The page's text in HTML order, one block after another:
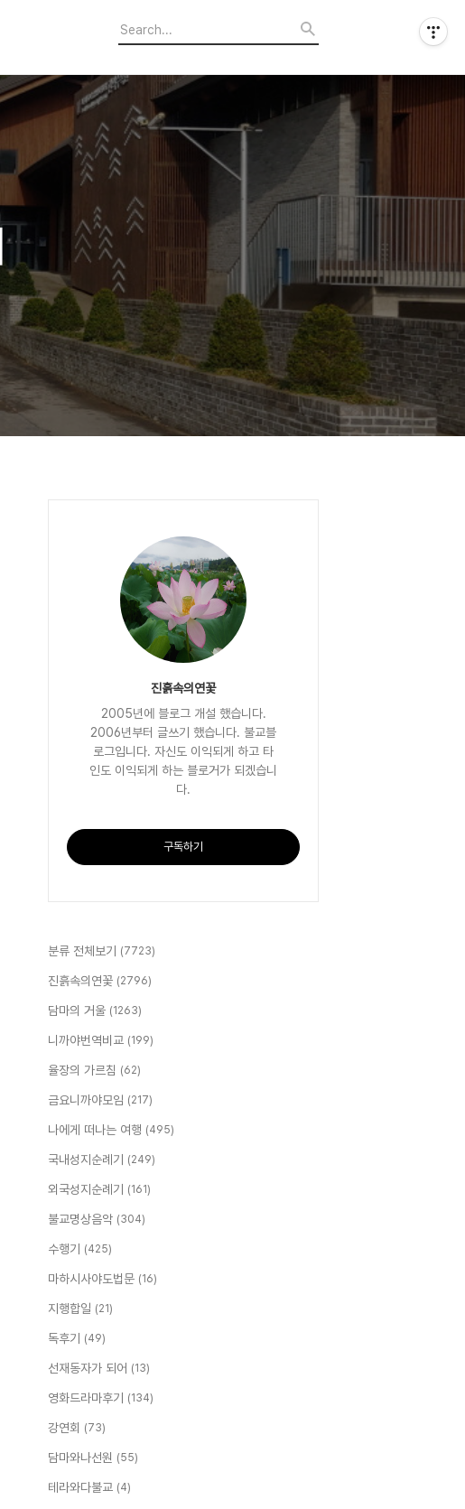
진흙속의연꽃
2005년에 블로그 개설 했습니다.
2006년부터 글쓰기 했습니다. 불교블
로그입니다. 자신도 이익되게 하고 타
인도 이익되게 하는 블로거가 되겠습니
다.
구독하기
분류 전체보기 (7723)
진흙속의연꽃 (2796)
담마의 거울 (1263)
니까야번역비교 (199)
율장의 가르침 (62)
금요니까야모임 (217)
나에게 떠나는 여행 (495)
국내성지순례기 (249)
외국성지순례기 (161)
불교명상음악 (304)
수행기 (425)
마하시사야도법문 (16)
지행합일 (21)
독후기 (49)
선재동자가 되어 (13)
영화드라마후기 (134)
강연회 (73)
담마와나선원 (55)
테라와다불교 (4)